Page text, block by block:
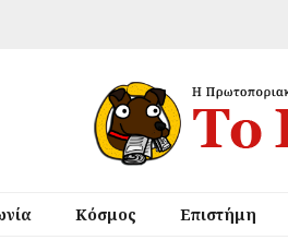
Κόσμος Επιστήμη